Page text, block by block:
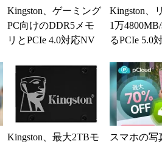
Kingston、ゲーミング
PC向けのDDR5メモ
リとPCIe 4.0対応NV
Kingston、
1万
るPCIe 5.0
Kingston、最大2TBモ
スマホの写